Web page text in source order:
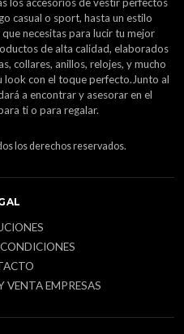
los accesorios de vestir perfectos
casual o sport, hasta un estilo
necesitas para lucir tu mejor
de alta calidad, elaborados
collares, anillos, relojes, y mucho
look con el toque perfecto.Junto al
a encontrar y asesorar en el
ti o para regalar.
los derechos reservados.
VENTA EMPRESAS